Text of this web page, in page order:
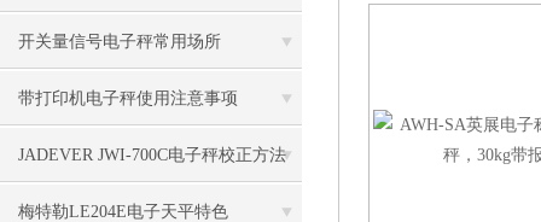
开关量信号电子秤常用场所
带打印机电子秤使用注意事项
JADEVER JWI-700C电子秤校正方法
梅特勒LE204E电子天平特色